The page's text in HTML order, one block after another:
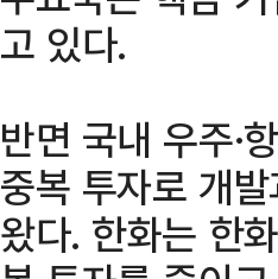
고 있다.
반면 국내 우주·
중복 투자로 개
왔다. 한화는 한